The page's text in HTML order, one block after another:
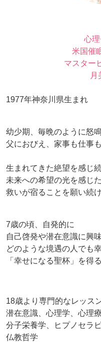
心
米国催
マスター
月
1977年神奈川県生まれ
幼少期、毎晩のように怒
父におびえ、家事も仕事
生まれてきた絶望を感じ
未来への希望の光を感じ
救いが宿ることを願い続け
7歳の頃、自発的に
自己啓発や潜在意識に興
どのような境遇の人でも
「幸せになる聖杯」を得
18歳より専門的なレッス
潜在意識、心理学、心理
分子栄養学、ヒプノセラ
仏教哲学